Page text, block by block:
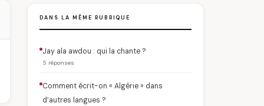
DANS LA MÊME RUBRIQUE
Jay ala awdou : qui la chante ?
5 réponses
Comment écrit-on « Algérie » dans
d’autres langues ?